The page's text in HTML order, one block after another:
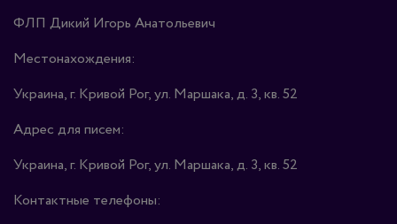
ФЛП Дикий Игорь Анатольевич
Местонахождения:
Украина, г. Кривой Рог, ул. Маршака, д. 3, кв. 52
Адрес для писем:
Украина, г. Кривой Рог, ул. Маршака, д. 3, кв. 52
Контактные телефоны: